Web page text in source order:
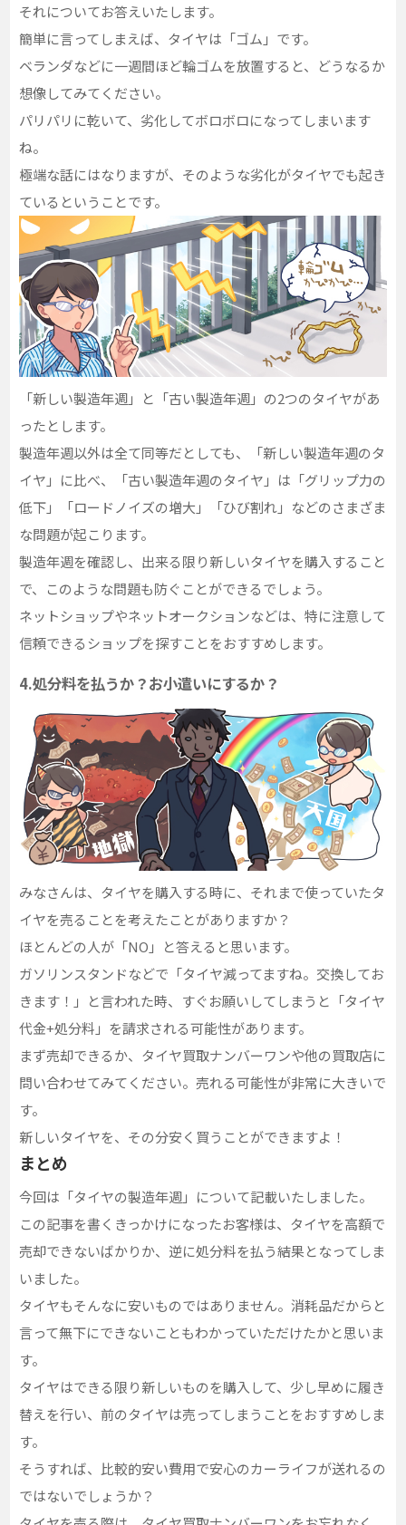
それについてお答えいたします。
簡単に言ってしまえば、タイヤは「ゴム」です。
ベランダなどに一週間ほど輪ゴムを放置すると、どうなるか
想像してみてください。
パリパリに乾いて、劣化してボロボロになってしまいます
ね。
極端な話にはなりますが、そのような劣化がタイヤでも起き
ているということです。
「新しい製造年週」と「古い製造年週」の2つのタイヤがあ
ったとします。
製造年週以外は全て同等だとしても、「新しい製造年週のタ
イヤ」に比べ、「古い製造年週のタイヤ」は「グリップ力の
低下」「ロードノイズの増大」「ひび割れ」などのさまざま
な問題が起こります。
製造年週を確認し、出来る限り新しいタイヤを購入すること
で、このような問題も防ぐことができるでしょう。
ネットショップやネットオークションなどは、特に注意して
信頼できるショップを探すことをおすすめします。
4.処分料を払うか？お小遣いにするか？
みなさんは、タイヤを購入する時に、それまで使っていたタ
イヤを売ることを考えたことがありますか？
ほとんどの人が「NO」と答えると思います。
ガソリンスタンドなどで「タイヤ減ってますね。交換してお
きます！」と言われた時、すぐお願いしてしまうと「タイヤ
代金+処分料」を請求される可能性があります。
まず売却できるか、タイヤ買取ナンバーワンや他の買取店に
問い合わせてみてください。売れる可能性が非常に大きいで
す。
新しいタイヤを、その分安く買うことができますよ！
まとめ
今回は「タイヤの製造年週」について記載いたしました。
この記事を書くきっかけになったお客様は、タイヤを高額で
売却できないばかりか、逆に処分料を払う結果となってしま
いました。
タイヤもそんなに安いものではありません。消耗品だからと
言って無下にできないこともわかっていただけたかと思いま
す。
タイヤはできる限り新しいものを購入して、少し早めに履き
替えを行い、前のタイヤは売ってしまうことをおすすめしま
す。
そうすれば、比較的安い費用で安心のカーライフが送れるの
ではないでしょうか？